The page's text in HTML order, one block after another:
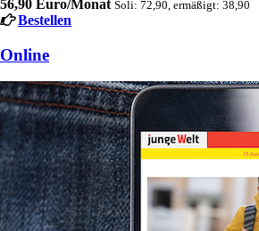
56,90 Euro/Monat Soli: 72,90, ermäßigt: 38,90
Bestellen
Online